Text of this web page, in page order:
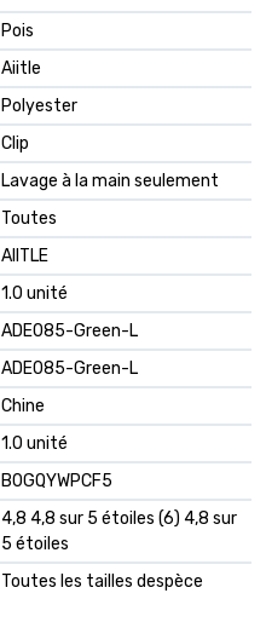
Pois
Aiitle
Polyester
Clip
Lavage à la main seulement
Toutes
AIITLE
1.0 unité
ADE085-Green-L
ADE085-Green-L
Chine
1.0 unité
B0GQYWPCF5
4,8 4,8 sur 5 étoiles (6) 4,8 sur
5 étoiles
Toutes les tailles despèce